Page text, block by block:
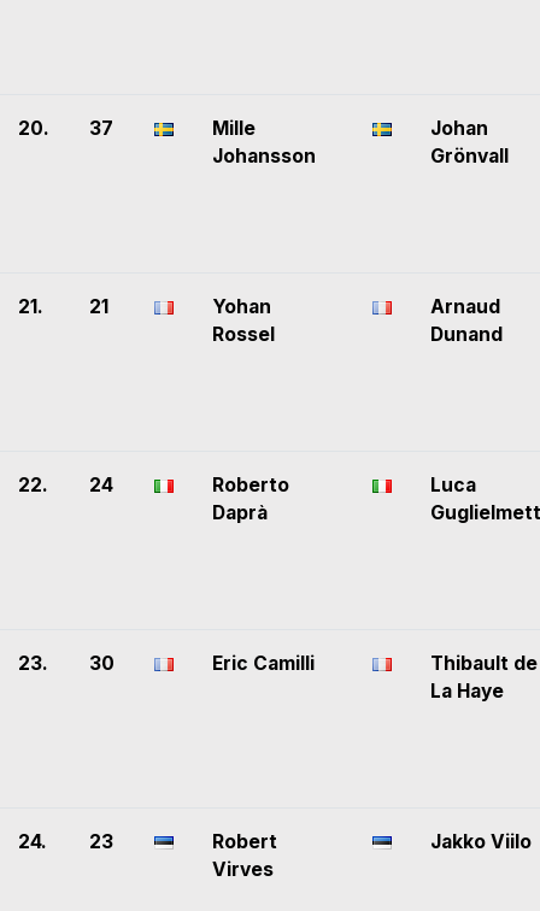
20. 37
Mille
Johansson
Johan
Grönvall
21. 21
Yohan
Rossel
Arnaud
Dunand
22. 24
Roberto
Daprà
Luca
23. 30 Eric Camilli
Thibault de
La Haye
24. 23
Robert
Virves
Jakko Viilo